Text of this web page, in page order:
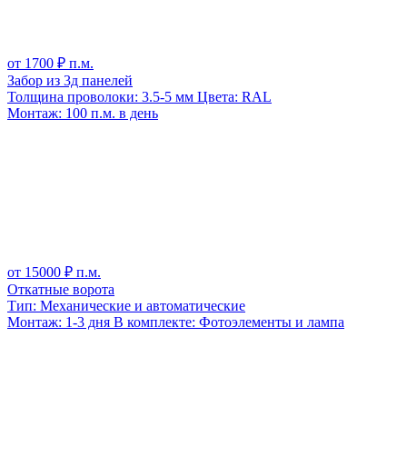
от 1700 ₽ п.м.
Забор из 3д панелей
Толщина проволоки: 3.5-5 мм Цвета: RAL
Монтаж: 100 п.м. в день
от 15000 ₽ п.м.
Откатные ворота
Тип: Механические и автоматические
Монтаж: 1-3 дня В комплекте: Фотоэлементы и лампа